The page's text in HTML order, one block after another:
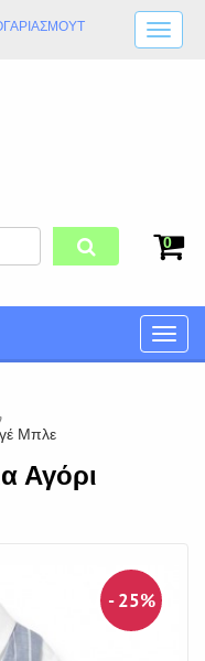
0
Toggle
Μπλε
Αγόρι
- 25%